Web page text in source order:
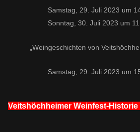
Samstag, 29. Juli 2023 um
Sonntag, 30. Juli 2023 um
„Weingeschichten von
Samstag, 29. Juli 2023
Veitshöchheimer Weinfest-Historie